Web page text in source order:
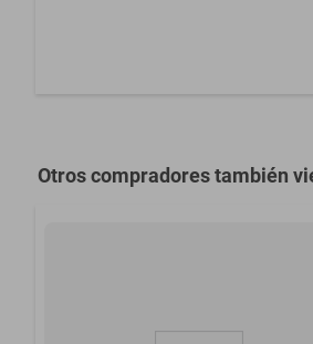
Otros compradores también